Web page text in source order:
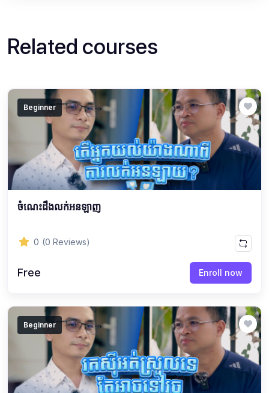
Related courses
Beginner
ចំណេះដឹងលក់អនឡាញ
0 (0 Reviews)
Free Enroll now
Beginner